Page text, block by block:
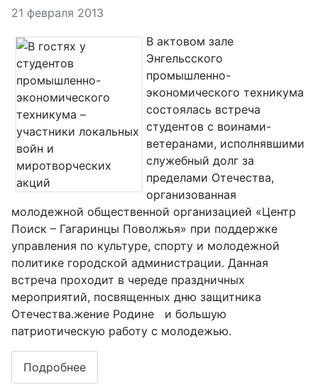
Информация о материале
21 февраля 2013
В актовом зале
Энгельсского
промышленно-
экономического техникума
состоялась встреча
студентов с воинами-
ветеранами, исполнявшими
служебный долг за
пределами Отечества,
организованная
молодежной общественной организацией «Центр
Поиск – Гагаринцы Поволжья» при поддержке
управления по культуре, спорту и молодежной
политике городской администрации. Данная
встреча проходит в череде праздничных
мероприятий, посвященных дню защитника
Отечества.жение Родине и большую
патриотическую работу с молодежью.
Подробнее